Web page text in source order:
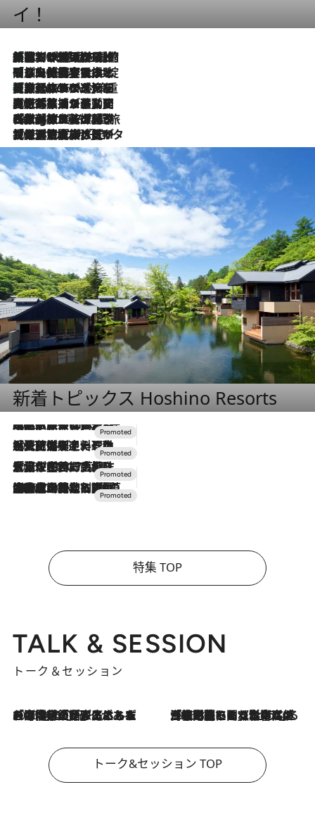
イ！
2026.8.6
「荷物が増えるほど旅ストレスは増す」美容ジャーナリストがたどり着いた最終結論。“化粧品を劇的に減らす”感動の凝縮美容とは
2026.8.6
「旅先には金髪ウィッグを持参」日本と同じメイクでは損してる!? 美容ジャーナリストが提案する“掟破りの旅美容”とは
2026.8.6
【厳選旅コスメ】「身軽さ＆UV対策重視！」ヘアアーティストshucoが選んだ夏旅ベストコスメを発表【Mサイズジップ】
2026.8.5
【厳選旅コスメ】国内をあちこち移動する河井菜摘が選んだ夏旅ベストコスメ発表！「リラックスアイテムはマスト」【Mサイズジップ】
2026.8.4
【厳選旅コスメ】「紫外線＆乾燥対策しながらメイク感も！」ヘア＆メイクGeorgeが選んだ夏旅ベストコスメを発表！【Mサイズジップ】
2026.8.3
【厳選旅コスメ】「保湿もタイパ重視！」“サウナ好き”タレント清水みさとが愛用する夏旅ベストコスメを発表！【Mサイズジップ】
新着トピックス Hoshino Resorts
2026.7.31
【ホテル帰省】という選択肢をOMOが提案。家族とほどよい距離を保つには「昼は実家、夜は気兼ねなくホテルで！」
2026.7.24
【夏限定ディナーコース】旬を迎える稚鮎や花ズッキーニなどをイタリア・トスカーナの郷土料理の手法で満喫！
2026.7.17
「土佐和ハーブかき氷」がOMO7高知に登場！生姜、山椒、大葉など目にも舌にも涼を呼ぶ郷土の味
2026.7.10
NEW OPEN！【界 草津】名湯の地に誕生。趣の異なる2種の温泉と上州ならではの会席・蕎麦割烹など美食を味わう究極の癒やし旅
特集 TOP
TALK & SESSION
トーク＆セッション
2026.8.3
「今後値上げがあるとすれば…」「リスクがあるのは今年の冬」エネルギー専門家が語る、ホルムズ海峡封鎖が家庭にもたらす“ある心配” 2026.8.3
「住宅建てられない…」「サーチャージ料の高値が続いている」ホルムズ海峡封鎖による影響はいつまで続く？《エネルギー専門家に聞く“どうなる日本の暮らし”》
トーク&セッション TOP